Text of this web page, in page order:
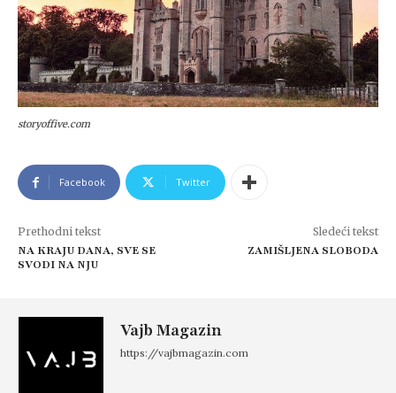
storyoffive.com
Facebook Twitter
Prethodni tekst
NA KRAJU DANA, SVE SE
SVODI NA NJU
Sledeći tekst
ZAMIŠLJENA SLOBODA
Vajb Magazin
https://vajbmagazin.com